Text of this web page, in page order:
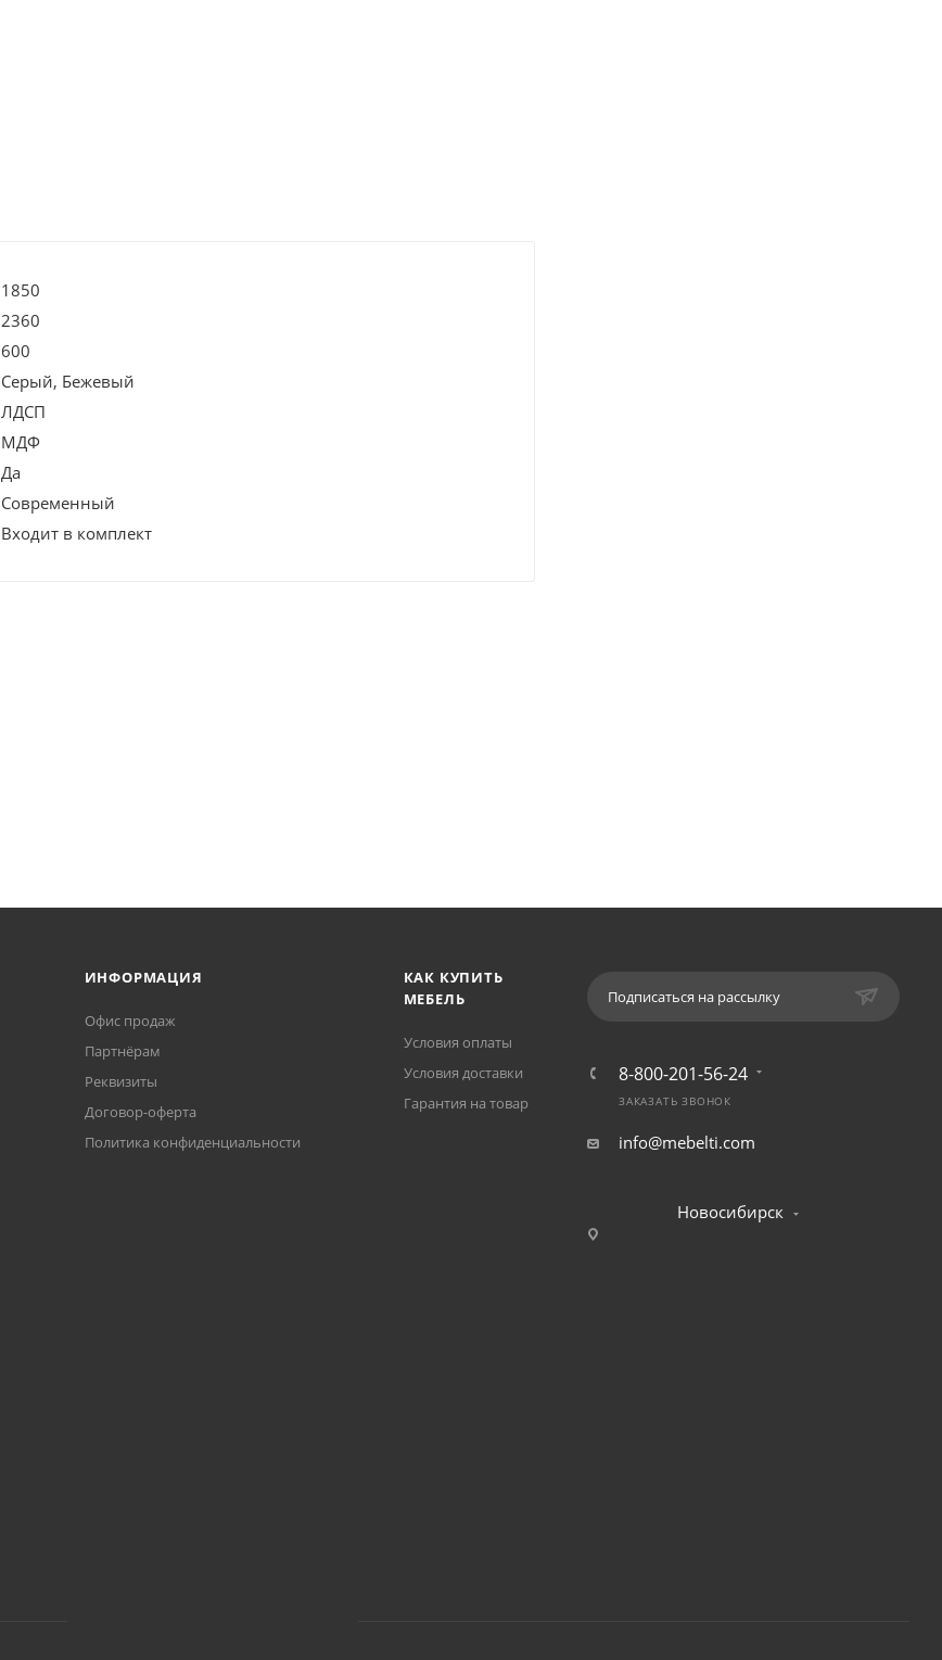
1850
2360
600
Серый, Бежевый
ЛДСП
МДФ
Да
Современный
Входит в комплект
ИНФОРМАЦИЯ
Офис продаж
Партнёрам
Реквизиты
Договор-оферта
Политика конфиденциальности
КАК КУПИТЬ
МЕБЕЛЬ
Условия оплаты
Условия доставки
Гарантия на товар
Подписаться на рассылку
8-800-201-56-24
ЗАКАЗАТЬ ЗВОНОК
info@mebelti.com
Новосибирск